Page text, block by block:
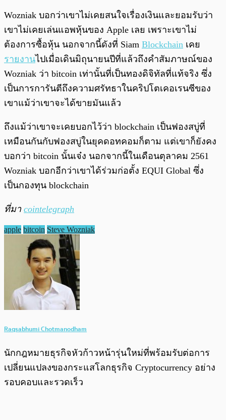
Wozniak บอกว่าเขาไม่เคยสนใจเรื่องเงินและยอมรับว่า
เขาไม่เคยเล่นแอพหุ้นของ Apple เลย เพราะเขาไม่
ต้องการซื้อหุ้น นอกจากนี้ดังที่ Siam Blockchain เคย
รายงานไปเมื่อเดินมิถุนายนปีที่แล้วถึงคำสัมภาษณ์ของ
Wozniak ว่า bitcoin เท่านั้นที่เป็นทองดิจิทัลที่แท้จริง ซึ่ง
เป็นการการันตีถึงความศรัทธาในคริปโตเคอเรนซีของ
เขาแม้ว่าเขาจะได้ขายมันแล้ว
ถึงแม้ว่าเขาจะเคยบอกไว้ว่า blockchain เป็นฟองสบู่ที่
เหมือนกันกับฟองสบู่ในยุคดอทคอมก็ตาม แต่เขาก็ยังคง
บอกว่า bitcoin นั้นเจ๋ง นอกจากนี้ในเดือนตุลาคม 2561
Wozniak บอกอีกว่าเขาได้ร่วมก่อตั้ง EQUI Global ซึ่ง
เป็นกองทุน blockchain
ที่มา cointelegraph
apple bitcoin Steve Wozniak
Raqsabhumi Chotmanodham
นักกฎหมายธุรกิจหัวก้าวหน้ารุ่นใหม่ที่พร้อมรับต่อการ
เปลี่ยนแปลงของกระแสโลกธุรกิจ Cryptocurrency อย่าง
รอบคอบและรวดเร็ว